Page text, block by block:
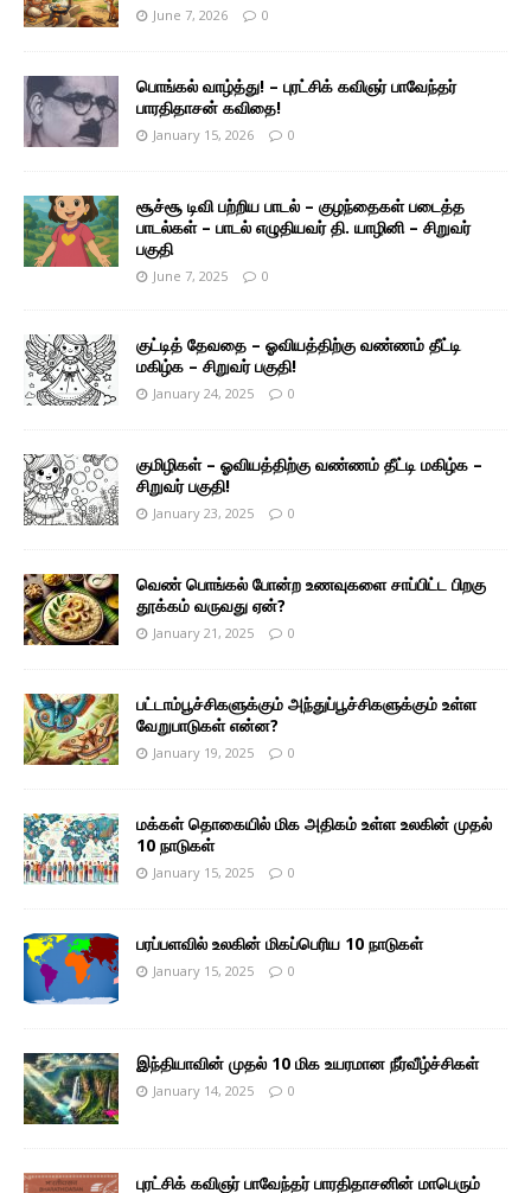
June 7, 2026 0
பொங்கல் வாழ்த்து! – புரட்சிக் கவிஞர் பாவேந்தர்
பாரதிதாசன் கவிதை!
January 15, 2026 0
சூச்சூ டிவி பற்றிய பாடல் – குழந்தைகள் படைத்த
பாடல்கள் – பாடல் எழுதியவர் தி. யாழினி – சிறுவர்
பகுதி
June 7, 2025 0
குட்டித் தேவதை – ஓவியத்திற்கு வண்ணம் தீட்டி
மகிழ்க – சிறுவர் பகுதி!
January 24, 2025 0
குமிழிகள் – ஓவியத்திற்கு வண்ணம் தீட்டி மகிழ்க –
சிறுவர் பகுதி!
January 23, 2025 0
வெண் பொங்கல் போன்ற உணவுகளை சாப்பிட்ட பிறகு
தூக்கம் வருவது ஏன்?
January 21, 2025 0
பட்டாம்பூச்சிகளுக்கும் அந்துப்பூச்சிகளுக்கும் உள்ள
வேறுபாடுகள் என்ன?
January 19, 2025 0
மக்கள் தொகையில் மிக அதிகம் உள்ள உலகின் முதல்
10 நாடுகள்
January 15, 2025 0
பரப்பளவில் உலகின் மிகப்பெரிய 10 நாடுகள்
January 15, 2025 0
இந்தியாவின் முதல் 10 மிக உயரமான நீர்வீழ்ச்சிகள்
January 14, 2025 0
புரட்சிக் கவிஞர் பாவேந்தர் பாரதிதாசனின் மாபெரும்